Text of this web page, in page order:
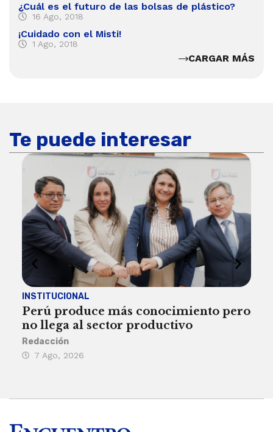
¿Cuál es el futuro de las bolsas de plástico?
16 Ago, 2018
¡Cuidado con el Misti!
1 Ago, 2018
CARGAR MÁS
Te puede interesar
INSTITUCIONAL
Perú produce más conocimiento pero
no llega al sector productivo
Redacción
7 Ago, 2026